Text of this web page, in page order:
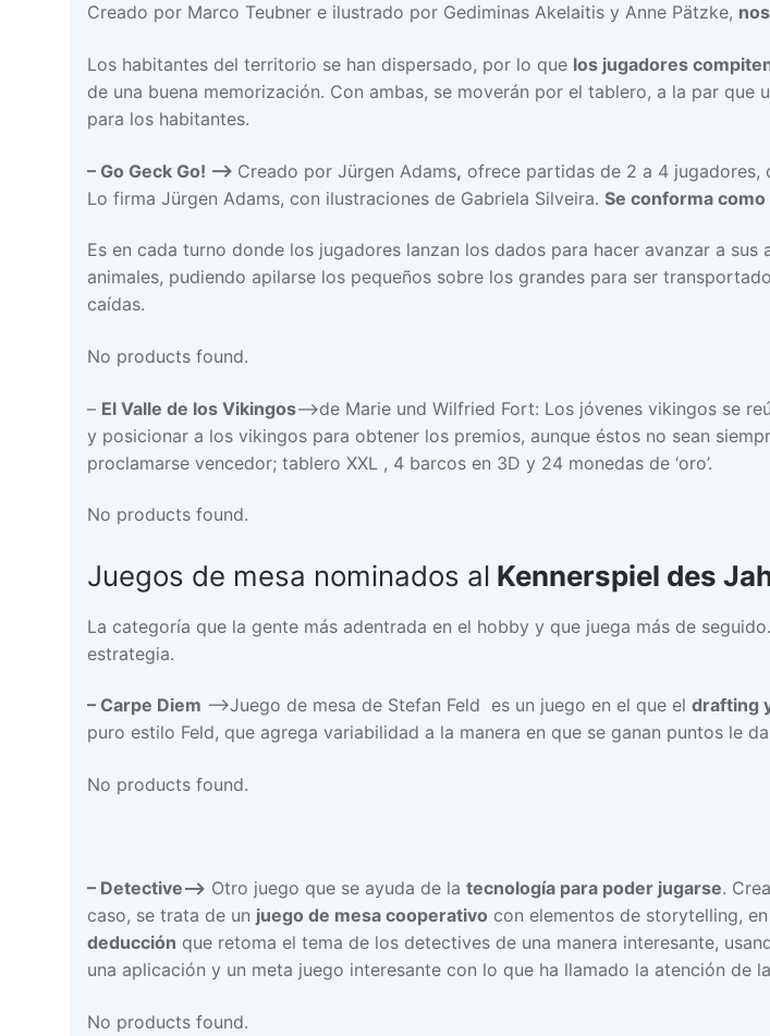
Creado por Marco Teubner e ilustrado por Gediminas Akelaitis y Anne Pätzke,
Los habitantes del territorio se han dispersado, por lo que los jugadores
de una buena memorización. Con ambas, se moverán por el tablero, a la par
para los habitantes.
– Go Geck Go! –> Creado por Jürgen Adams, ofrece partidas de 2 a 4 jugadores,
Lo firma Jürgen Adams, con ilustraciones de Gabriela Silveira. Se conforma
Es en cada turno donde los jugadores lanzan los dados para hacer avanzar a
animales, pudiendo apilarse los pequeños sobre los grandes para ser
caídas.
No products found.
– El Valle de los Vikingos–>de Marie und Wilfried Fort: Los jóvenes vikingos se
y posicionar a los vikingos para obtener los premios, aunque éstos no sean
proclamarse vencedor; tablero XXL , 4 barcos en 3D y 24 monedas de ‘oro’.
No products found.
Juegos de mesa nominados al Kennerspiel des
La categoría que la gente más adentrada en el hobby y que juega más de
estrategia.
– Carpe Diem –>Juego de mesa de Stefan Feld es un juego en el que el drafting
puro estilo Feld, que agrega variabilidad a la manera en que se ganan puntos le
No products found.
– Detective–> Otro juego que se ayuda de la tecnología para poder jugarse.
caso, se trata de un juego de mesa cooperativo con elementos de storytelling,
deducción que retoma el tema de los detectives de una manera interesante,
una aplicación y un meta juego interesante con lo que ha llamado la atención de
No products found.